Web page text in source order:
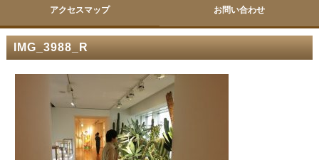
アクセスマップ お問い合わせ
IMG_3988_R